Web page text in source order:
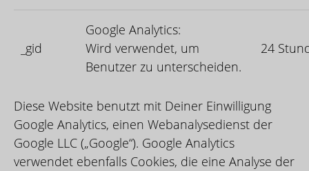
_gid
Google Analytics:
Wird verwendet, um
Benutzer zu unterscheiden.
24
Diese Website benutzt mit Deiner Einwilligung
Google Analytics, einen Webanalysedienst der
Google LLC („Google“). Google Analytics
verwendet ebenfalls Cookies, die eine Analyse der